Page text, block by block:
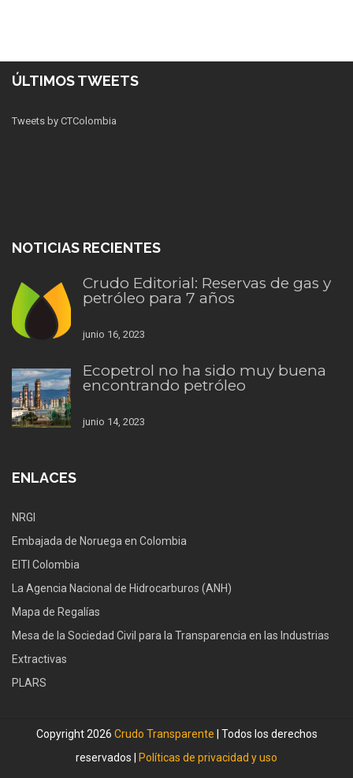
ÚLTIMOS TWEETS
Tweets by CTColombia
NOTICIAS RECIENTES
Crudo Editorial: Reservas de gas y
petróleo para 7 años
junio 16, 2023
Ecopetrol no ha sido muy buena
encontrando petróleo
junio 14, 2023
ENLACES
NRGI
Embajada de Noruega en Colombia
EITI Colombia
La Agencia Nacional de Hidrocarburos (ANH)
Mapa de Regalías
Mesa de la Sociedad Civil para la Transparencia en las Industrias
Extractivas
PLARS
Copyright 2026 Crudo Transparente | Todos los derechos
reservados |
Políticas de privacidad y uso